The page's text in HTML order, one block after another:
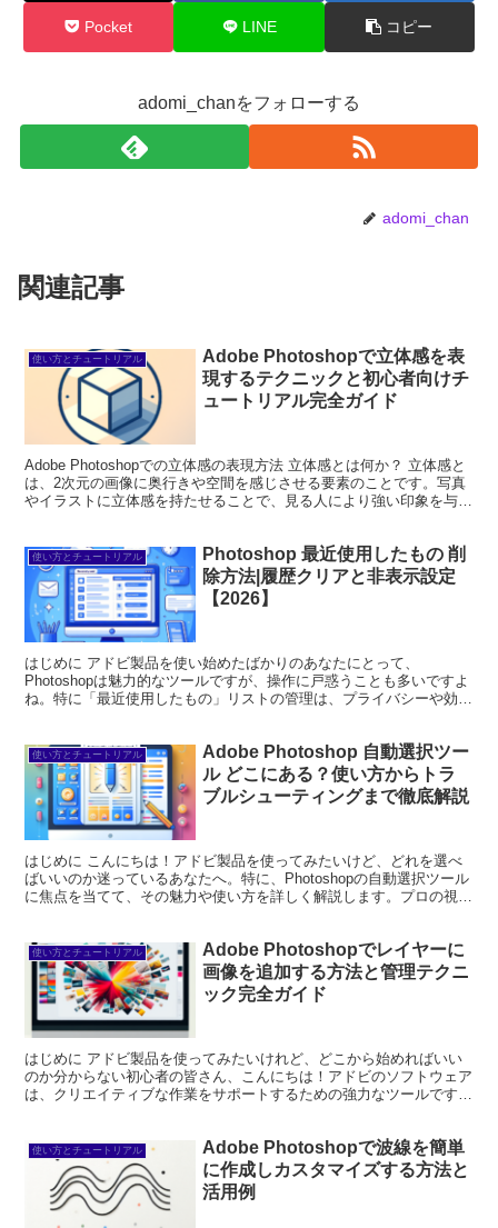
Pocket LINE コピー
adomi_chanをフォローする
adomi_chan
関連記事
使い方とチュートリアル
Adobe Photoshopで立体感を表
現するテクニックと初心者向けチ
ュートリアル完全ガイド
Adobe Photoshopでの立体感の表現方法 立体感とは何か？ 立体感と
は、2次元の画像に奥行きや空間を感じさせる要素のことです。写真
やイラストに立体感を持たせることで、見る人により強い印象を与え
使い方とチュートリアル
Photoshop 最近使用したもの 削
除方法|履歴クリアと非表示設定
【2026】
はじめに アドビ製品を使い始めたばかりのあなたにとって、
Photoshopは魅力的なツールですが、操作に戸惑うことも多いですよ
ね。特に「最近使用したもの」リストの管理は、プライバシーや効率
使い方とチュートリアル
Adobe Photoshop 自動選択ツー
ル どこにある？使い方からトラ
ブルシューティングまで徹底解説
はじめに こんにちは！アドビ製品を使ってみたいけど、どれを選べ
ばいいのか迷っているあなたへ。特に、Photoshopの自動選択ツール
に焦点を当てて、その魅力や使い方を詳しく解説します。プロの視点
使い方とチュートリアル
Adobe Photoshopでレイヤーに
画像を追加する方法と管理テクニ
ック完全ガイド
はじめに アドビ製品を使ってみたいけれど、どこから始めればいい
のか分からない初心者の皆さん、こんにちは！アドビのソフトウェア
は、クリエイティブな作業をサポートするための強力なツールです。
使い方とチュートリアル
Adobe Photoshopで波線を簡単
に作成しカスタマイズする方法と
活用例